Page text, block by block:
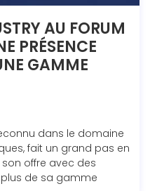
AU FORUM
PRÉSENCE
GAMME
dans le domaine
fait un grand pas en
offre avec des
de sa gamme